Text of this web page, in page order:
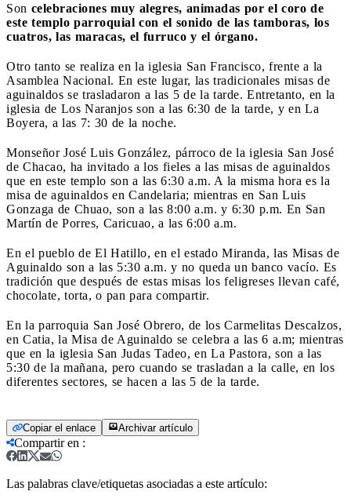
Son celebraciones muy alegres, animadas por el coro de
este templo parroquial con el sonido de las tamboras, los
cuatros, las maracas, el furruco y el órgano.
Otro tanto se realiza en la iglesia San Francisco, frente a la
Asamblea Nacional. En este lugar, las tradicionales misas de
aguinaldos se trasladaron a las 5 de la tarde. Entretanto, en la
iglesia de Los Naranjos son a las 6:30 de la tarde, y en La
Boyera, a las 7: 30 de la noche.
Monseñor José Luis González, párroco de la iglesia San José
de Chacao, ha invitado a los fieles a las misas de aguinaldos
que en este templo son a las 6:30 a.m. A la misma hora es la
misa de aguinaldos en Candelaria; mientras en San Luis
Gonzaga de Chuao, son a las 8:00 a.m. y 6:30 p.m. En San
Martín de Porres, Caricuao, a las 6:00 a.m.
En el pueblo de El Hatillo, en el estado Miranda, las Misas de
Aguinaldo son a las 5:30 a.m. y no queda un banco vacío. Es
tradición que después de estas misas los feligreses llevan café,
chocolate, torta, o pan para compartir.
En la parroquia San José Obrero, de los Carmelitas Descalzos,
en Catia, la Misa de Aguinaldo se celebra a las 6 a.m; mientras
que en la iglesia San Judas Tadeo, en La Pastora, son a las
5:30 de la mañana, pero cuando se trasladan a la calle, en los
diferentes sectores, se hacen a las 5 de la tarde.
Copiar el enlace Archivar artículo
Compartir en :
Las palabras clave/etiquetas asociadas a este artículo: